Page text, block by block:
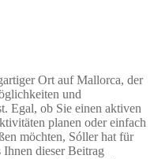
Ort auf Mallorca, der
und
Egal, ob Sie einen aktiven
planen oder einfach
möchten, Sóller hat für
dieser Beitrag